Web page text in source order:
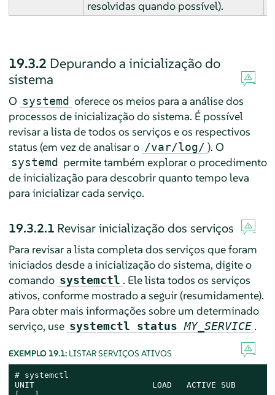
resolvidas quando possível).
19.3.2 Depurando a inicialização do
sistema
O systemd oferece os meios para a análise dos
processos de inicialização do sistema. É possível
revisar a lista de todos os serviços e os respectivos
status (em vez de analisar o /var/log/ ). O
systemd permite também explorar o procedimento
de inicialização para descobrir quanto tempo leva
para inicializar cada serviço.
19.3.2.1 Revisar inicialização dos serviços
Para revisar a lista completa dos serviços que foram
iniciados desde a inicialização do sistema, digite o
comando systemctl . Ele lista todos os serviços
ativos, conforme mostrado a seguir (resumidamente).
Para obter mais informações sobre um determinado
serviço, use systemctl statusMY_SERVICE .
EXEMPLO 19.1: LISTAR SERVIÇOS ATIVOS
# systemctl
UNIT                        LOAD   ACTIVE SUB       JOB